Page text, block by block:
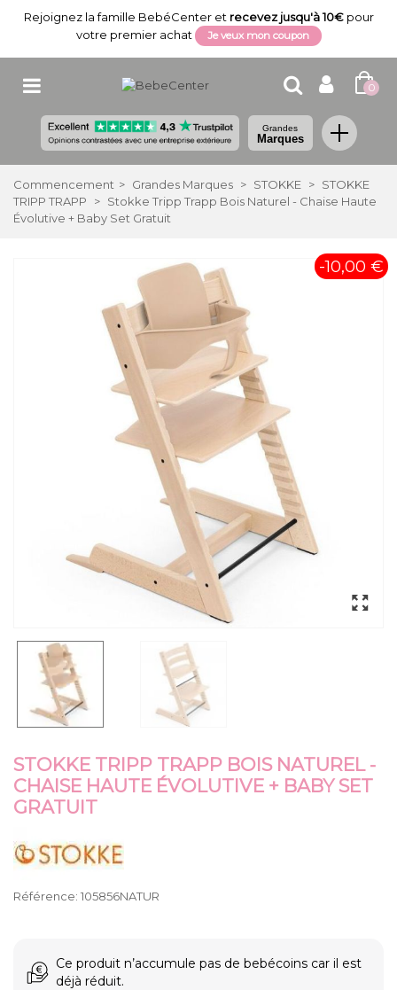
Rejoignez la famille BebéCenter et recevez jusqu'à 10€pour
votre premier achat
Je veux mon coupon
0
Grandes
Marques
Commencement > Grandes Marques > STOKKE > STOKKE
TRIPP TRAPP
> Stokke Tripp Trapp Bois Naturel - Chaise Haute
Évolutive + Baby Set Gratuit
-10,00 €
STOKKE TRIPP TRAPP BOIS NATUREL -
CHAISE HAUTE ÉVOLUTIVE + BABY SET
GRATUIT
Référence: 105856NATUR
Ce produit n’accumule pas de bebécoins car il est
déjà réduit.